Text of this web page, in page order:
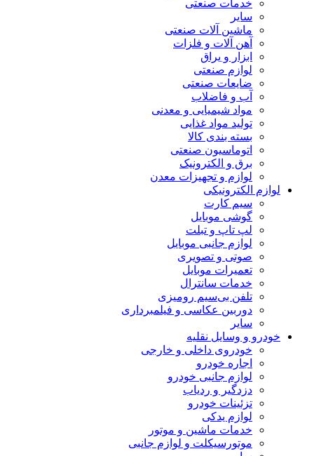
خدمات صنعتی
سایر
ماشین آلات صنعتی
آهن آلات و فلزات
ابزار و یراق
لوازم صنعتی
ضایعات صنعتی
آب و فاضلاب
مواد شیمیایی و معدنی
تولید مواد غذایی
بسته بندی کالا
اتوماسیون صنعتی
برق و الکترونیک
لوازم و تجهیزات معدن
لوازم الکترونیکی
سیم کارت
گوشی موبایل
لپ تاپ و تبلت
لوازم جانبی موبایل
صوتی و تصویری
تعمیرات موبایل
خدمات سانترال
تلفن بی‌سیم رومیزی
دوربین عکاسی و فیلمبرداری
سایر
خودرو و وسایل نقلیه
خودروی داخلی و خارجی
اجاره خودرو
لوازم جانبی خودرو
دزدگیر و ردیاب
تزئینات خودرو
لوازم یدکی
خدمات ماشین و موتور
موتورسیکلت و لوازم جانبی